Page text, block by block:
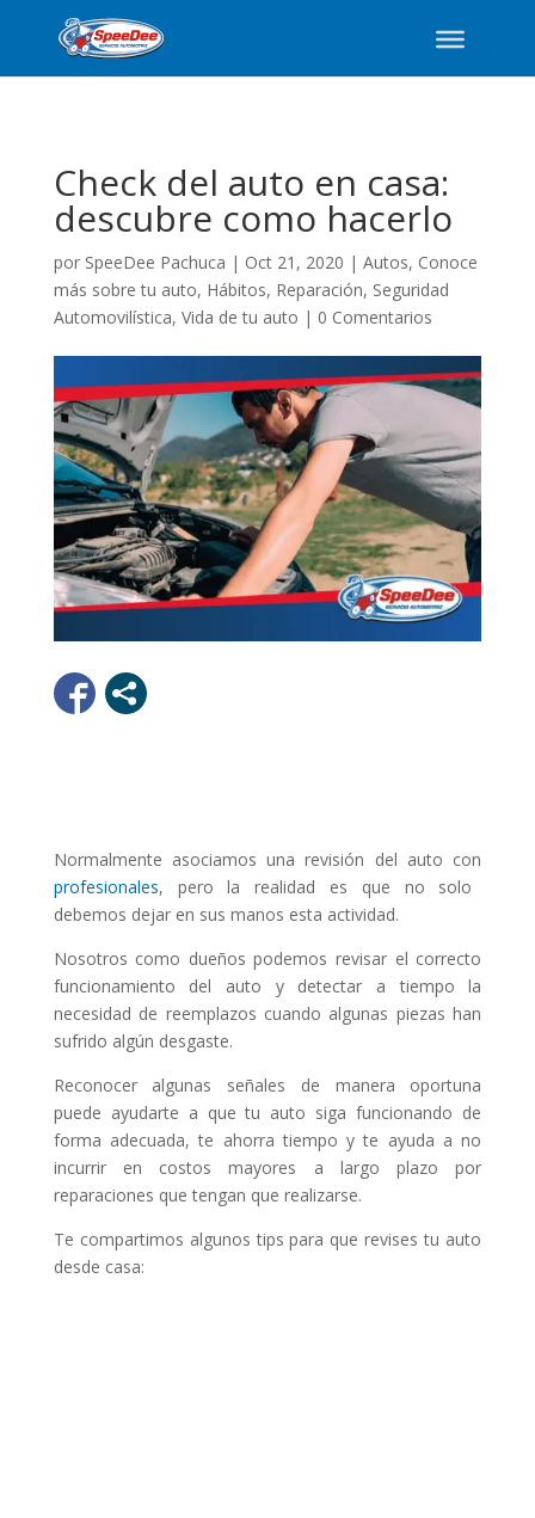
Check del auto en casa:
descubre como hacerlo
por SpeeDee Pachuca | Oct 21, 2020 | Autos, Conoce
más sobre tu auto, Hábitos, Reparación, Seguridad
Automovilística, Vida de tu auto | 0 Comentarios
Normalmente asociamos una revisión del auto con
profesionales, pero la realidad es que no solo
debemos dejar en sus manos esta actividad.
Nosotros como dueños podemos revisar el correcto
funcionamiento del auto y detectar a tiempo la
necesidad de reemplazos cuando algunas piezas han
sufrido algún desgaste.
Reconocer algunas señales de manera oportuna
puede ayudarte a que tu auto siga funcionando de
forma adecuada, te ahorra tiempo y te ayuda a no
incurrir en costos mayores a largo plazo por
reparaciones que tengan que realizarse.
Te compartimos algunos tips para que revises tu auto
desde casa: